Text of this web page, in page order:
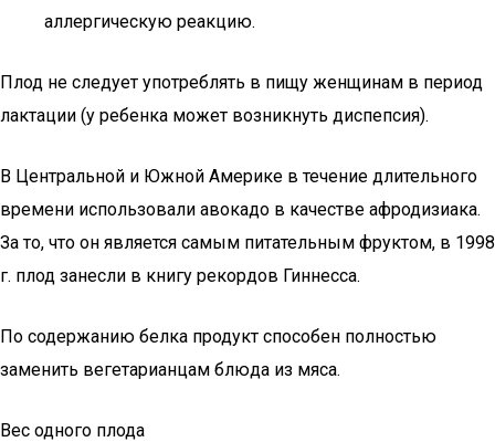
аллергическую реакцию.
Плод не следует употреблять в пищу женщинам в период
лактации (у ребенка может возникнуть диспепсия).
В Центральной и Южной Америке в течение длительного
времени использовали авокадо в качестве афродизиака.
За то, что он является самым питательным фруктом, в 1998
г. плод занесли в книгу рекордов Гиннесса.
По содержанию белка продукт способен полностью
заменить вегетарианцам блюда из мяса.
Вес одного плода